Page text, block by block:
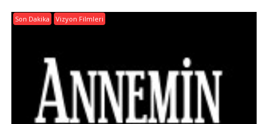
Son Dakika Vizyon Filmleri